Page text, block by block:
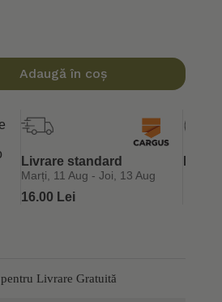
Adaugă în coș
Livrare standard
Marți, 11 Aug - Joi, 13 Aug
16.00 Lei
pentru Livrare Gratuită